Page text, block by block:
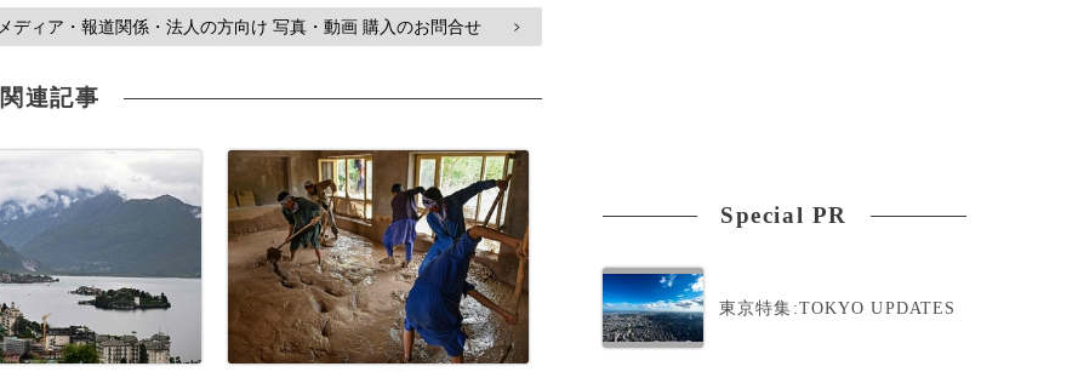
メディア・報道関係・法人の方向け 写真・動画 購入のお問合せ >
関連記事
Special PR
東京特集:TOKYO UPDATES